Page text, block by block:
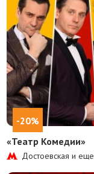
-20%
«Театр Комедии»
Достоевская и еще